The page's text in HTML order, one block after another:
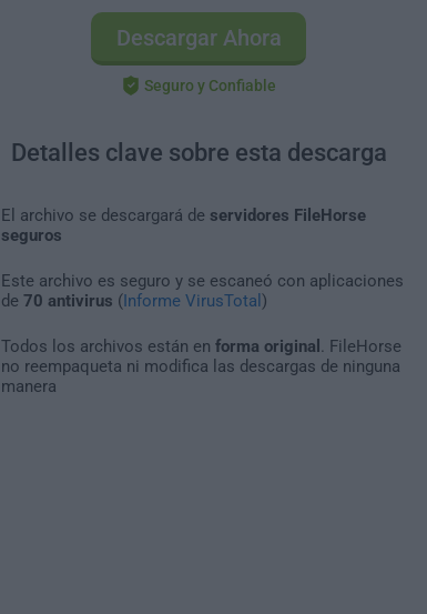
Descargar Ahora
Seguro y Confiable
Detalles clave sobre esta descarga
El archivo se descargará de servidores FileHorse
seguros
Este archivo es seguro y se escaneó con aplicaciones
de 70 antivirus (Informe VirusTotal )
Todos los archivos están en forma original
. FileHorse
no reempaqueta ni modifica las descargas de ninguna
manera